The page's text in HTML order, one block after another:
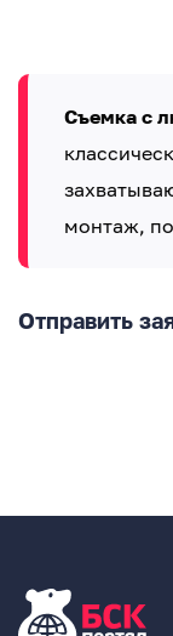
Съемка с
монтаж,
Отправить